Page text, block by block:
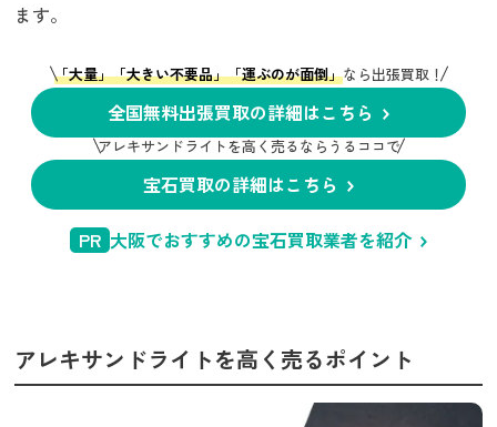
ます。
「大量」「大きい不要品」「運ぶのが面倒」なら出張買取！
全国無料出張買取の詳細はこちら
アレキサンドライトを高く売るならうるココで
宝石買取の詳細はこちら
PR 大阪でおすすめの宝石買取業者を紹介
アレキサンドライトを高く売るポイント